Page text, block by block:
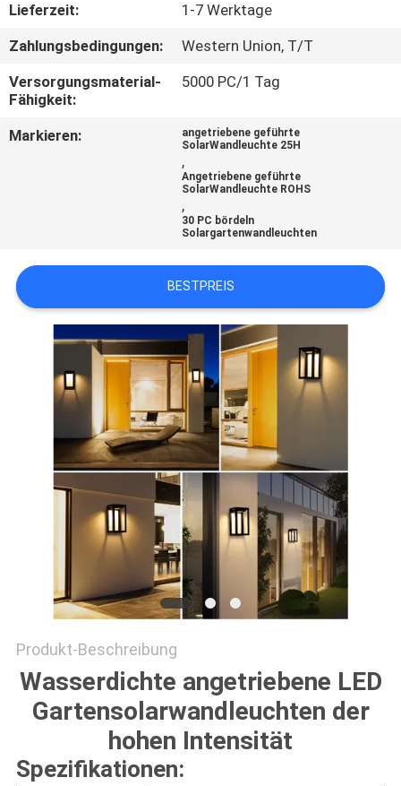
FÄLLE
FORDERN
AN
ONLINE
SHOP
SITEMAP
DATENSCHUTZRICHTLINIE
Lieferzeit:
1-7 Werktage
Zahlungsbedingungen:
Western Union, T/T
Versorgungsmaterial-
Fähigkeit:
5000 PC/1 Tag
Markieren:
angetriebene geführte
SolarWandleuchte 25H
,
Angetriebene geführte
SolarWandleuchte ROHS
,
30 PC bördeln
Solargartenwandleuchten
BESTPREIS
Produkt-Beschreibung
Wasserdichte angetriebene LED
Gartensolarwandleuchten der
hohen Intensität
Spezifikationen: